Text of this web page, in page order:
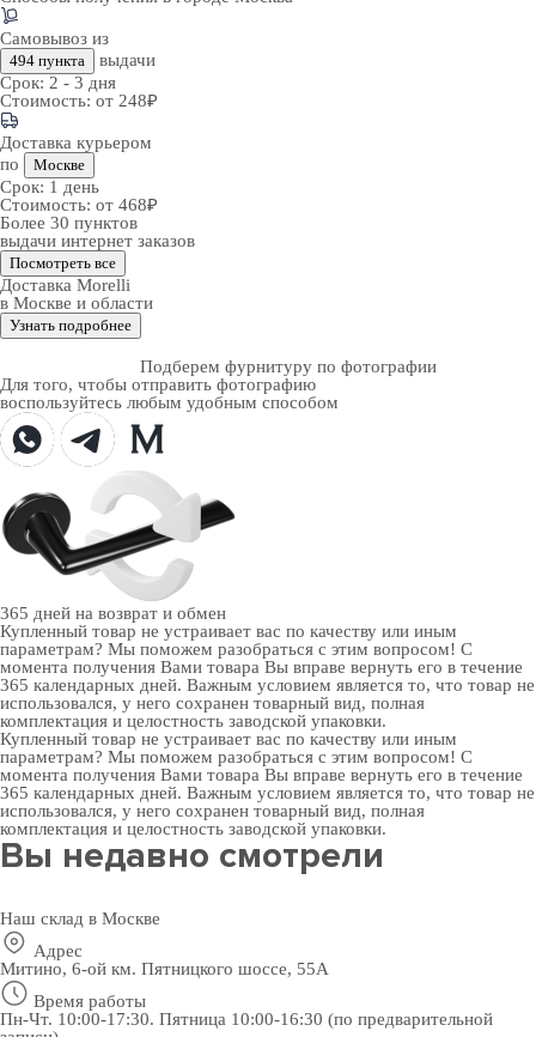
Самовывоз из
494 пункта
выдачи
Срок: 2 - 3 дня
Стоимость: от 248₽
Доставка курьером
по
Москве
Срок: 1 день
Стоимость: от 468₽
Более 30 пунктов
выдачи интернет заказов
Посмотреть все
Доставка Morelli
в Москве и области
Узнать подробнее
Подберем фурнитуру по фотографии
Для того, чтобы отправить фотографию
воспользуйтесь любым удобным способом
365 дней на возврат и обмен
Купленный товар не устраивает вас по качеству или иным
параметрам? Мы поможем разобраться с этим вопросом! С
момента получения Вами товара Вы вправе вернуть его в течение
365 календарных дней. Важным условием является то, что товар не
использовался, у него сохранен товарный вид, полная
комплектация и целостность заводской упаковки.
Купленный товар не устраивает вас по качеству или иным
параметрам? Мы поможем разобраться с этим вопросом! С
момента получения Вами товара Вы вправе вернуть его в течение
365 календарных дней. Важным условием является то, что товар не
использовался, у него сохранен товарный вид, полная
комплектация и целостность заводской упаковки.
Вы недавно смотрели
Наш склад в Москве
Адрес
Митино, 6-ой км. Пятницкого шоссе, 55А
Время работы
Пн-Чт. 10:00-17:30. Пятница 10:00-16:30 (по предварительной